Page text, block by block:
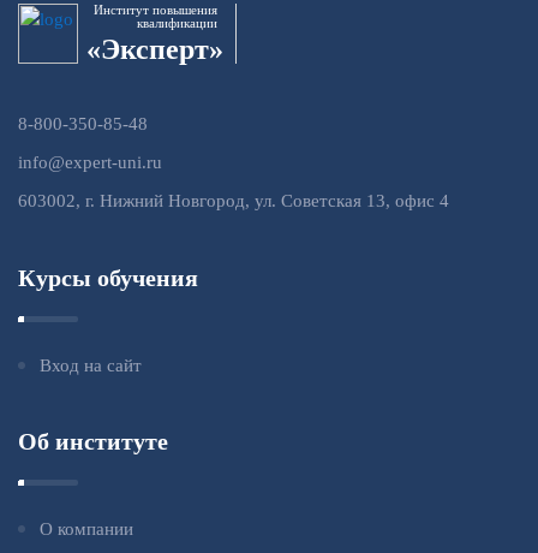
Институт повышения
квалификации
«Эксперт»
8-800-350-85-48
info@expert-uni.ru
603002, г. Нижний Новгород, ул. Советская 13, офис 4
Курсы обучения
Вход на сайт
Об институте
О компании